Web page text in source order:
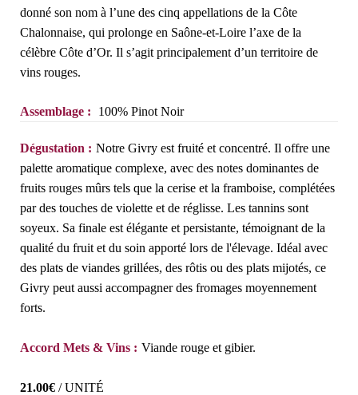
donné son nom à l’une des cinq appellations de la Côte
Chalonnaise, qui prolonge en Saône-et-Loire l’axe de la
célèbre Côte d’Or. Il s’agit principalement d’un territoire de
vins rouges.
Assemblage : 100% Pinot Noir
Dégustation : Notre Givry est fruité et concentré. Il offre une
palette aromatique complexe, avec des notes dominantes de
fruits rouges mûrs tels que la cerise et la framboise, complétées
par des touches de violette et de réglisse. Les tannins sont
soyeux. Sa finale est élégante et persistante, témoignant de la
qualité du fruit et du soin apporté lors de l'élevage. Idéal avec
des plats de viandes grillées, des rôtis ou des plats mijotés, ce
Givry peut aussi accompagner des fromages moyennement
forts.
Accord Mets & Vins : Viande rouge et gibier.
21.00€ / UNITÉ